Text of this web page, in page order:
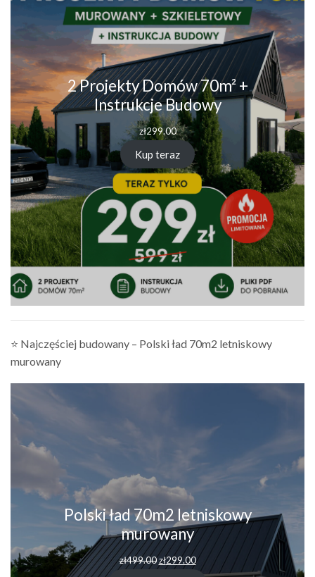
2 Projekty Domów 70m² +
Instrukcje Budowy
zł299.00
Kup teraz
⭐ Najczęściej budowany – Polski ład 70m2 letniskowy
murowany
Polski ład 70m2 letniskowy
murowany
zł499.00 zł299.00